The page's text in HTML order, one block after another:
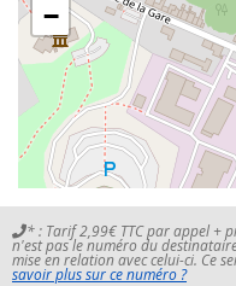
−
* : Tarif 2,99€ TTC par appel +
n'est pas le numéro du
mise en relation avec celui-ci. Ce
savoir plus sur ce numéro ?